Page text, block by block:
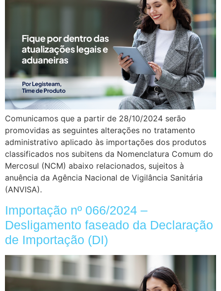
Comunicamos que a partir de 28/10/2024 serão
promovidas as seguintes alterações no tratamento
administrativo aplicado às importações dos produtos
classificados nos subitens da Nomenclatura Comum do
Mercosul (NCM) abaixo relacionados, sujeitos à
anuência da Agência Nacional de Vigilância Sanitária
(ANVISA).
Importação nº 066/2024 –
Desligamento faseado da Declaração
de Importação (DI)